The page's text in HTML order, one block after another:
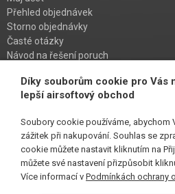
Přehled objednávek
Storno objednávky
Časté otázky
Návod na řešení poruch
PŘIHLAŠ SE K ODBĚRU
SLEDUJ NÁS
Díky souborům cookie pro Vás
lepší airsoftový obchod
Soubory cookie používáme, abychom
zážitek při nakupování. Souhlas se
cookie můžete nastavit kliknutím na
můžete své nastavení přizpůsobit
Více informací v Podmínkách ochrany